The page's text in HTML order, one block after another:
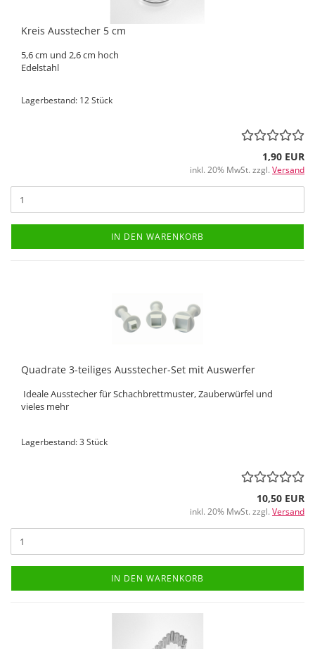
Kreis Ausstecher 5 cm
5,6 cm und 2,6 cm hoch
Edelstahl
Lagerbestand: 12 Stück
1,90 EUR
inkl. 20% MwSt. zzgl. Versand
IN DEN WARENKORB
Quadrate 3-teiliges Ausstecher-Set mit Auswerfer
Ideale Ausstecher für Schachbrettmuster, Zauberwürfel und
vieles mehr
Lagerbestand: 3 Stück
10,50 EUR
inkl. 20% MwSt. zzgl. Versand
IN DEN WARENKORB